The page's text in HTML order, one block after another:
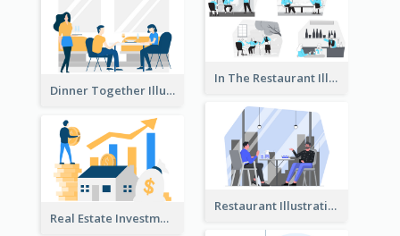
In The Restaurant Illustration
Dinner Together Illustration
Restaurant Illustration
Real Estate Investment Illustration